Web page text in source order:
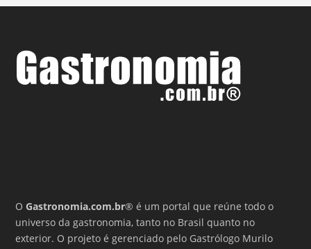
OGastronomia.com.br® é um portal que reúne todo o
universo da gastronomia, tanto no Brasil quanto no
exterior. O projeto é gerenciado pelo Gastrólogo Murilo